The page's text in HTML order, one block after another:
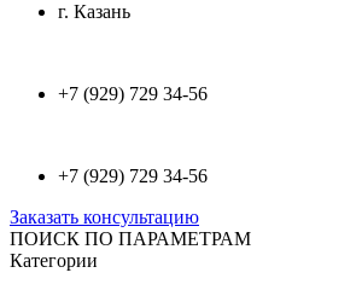
г. Казань
+7 (929) 729 34-56
+7 (929) 729 34-56
Заказать консультацию
ПОИСК ПО ПАРАМЕТРАМ
Категории